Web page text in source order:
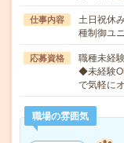
仕事内容
土日祝休
種制御ユ
応募資格
職種未経
◆未経験
で気軽に
職場の雰囲気